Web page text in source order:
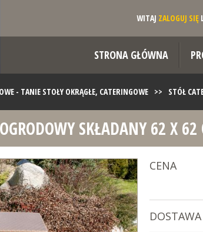
WITAJ ZALOGUJ SIĘ
STRONA GŁÓWNA
- TANIE STOŁY OKRĄGŁE, CATERINGOWE >> STÓŁ
SKŁADANY 62 X
CENA
DOSTAWA